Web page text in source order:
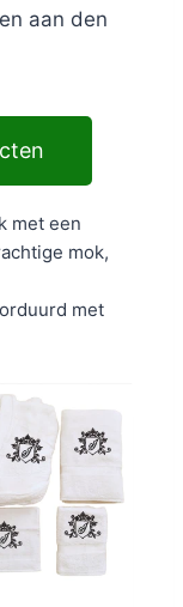
aan den
met een
mok,
met